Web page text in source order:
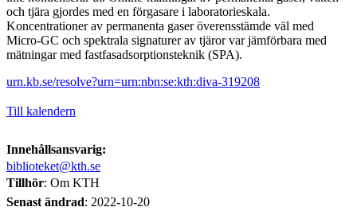
och tjära gjordes med en förgasare i laboratorieskala.
Koncentrationer av permanenta gaser överensstämde väl med
Micro-GC och spektrala signaturer av tjäror var jämförbara med
mätningar med fastfasadsorptionsteknik (SPA).
urn.kb.se/resolve?urn=urn:nbn:se:kth:diva-319208
Till kalendern
Innehållsansvarig:
biblioteket@kth.se
Tillhör: Om KTH
Senast ändrad: 2022-10-20